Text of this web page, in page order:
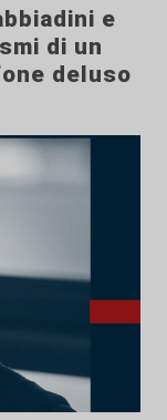
e
di un
deluso